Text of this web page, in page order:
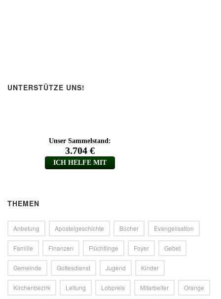
UNTERSTÜTZE UNS!
THEMEN
Anbetung Apostelgeschichte Bücher Evangelisation
Familie Finanzen Flüchtlinge Foyer Gebet
Gemeinde Gottesdienst Jugend Kinder
Kirchenbezirk Leitung Lobpreis Mitarbeiter Orange